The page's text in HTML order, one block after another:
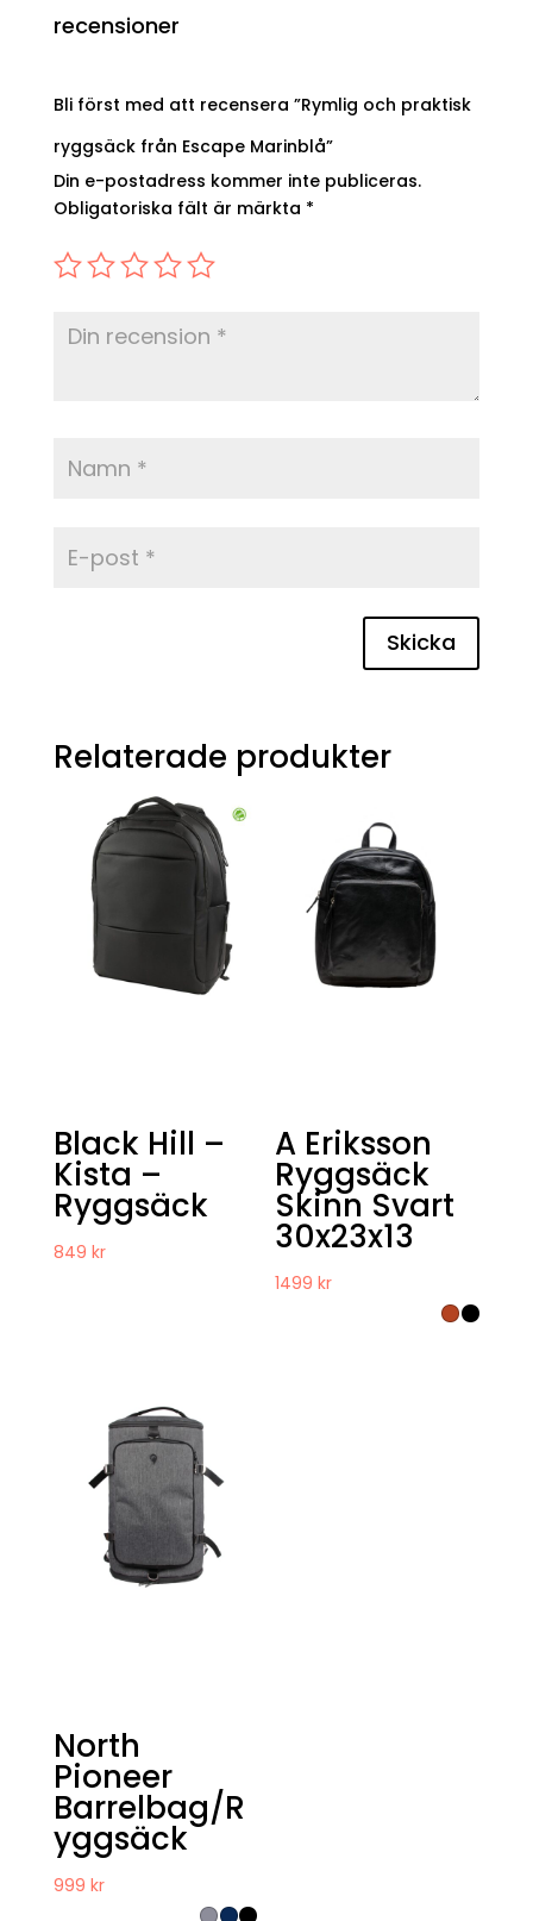
recensioner
Bli först med att recensera ”Rymlig och praktisk
ryggsäck från Escape Marinblå”
Din e-postadress kommer inte publiceras.
Obligatoriska fält är märkta *
Skicka
Relaterade produkter
Black Hill –
Kista –
Ryggsäck
849 kr
A Eriksson
Ryggsäck
Skinn Svart
30x23x13
1499kr
North
Pioneer
Barrelbag/R
yggsäck
999 kr